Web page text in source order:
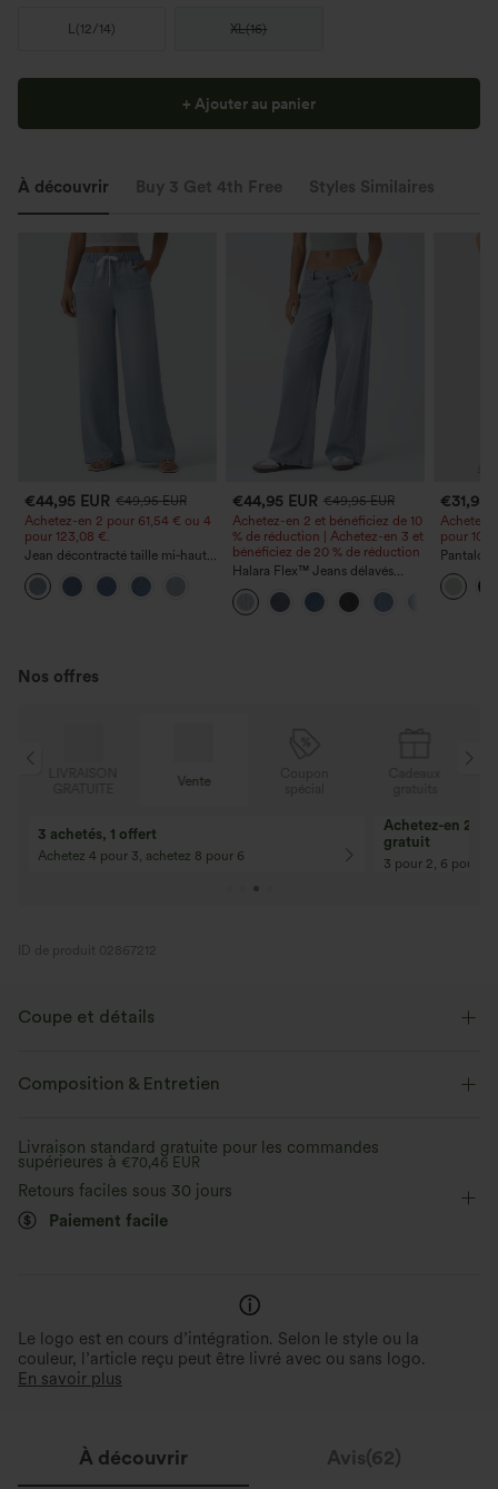
L(12/14) XL(16)
+ Ajouter au panier
À découvrir Buy 3 Get 4th Free Styles Similaires
€44,95 EUR €49,95 EUR
Achetez-en 2 pour 61,54 € ou 4
pour 123,08 €.
Jean décontracté taille mi‑haute,
à cordon de serrage, avec
poches
€44,95 EUR €49,95 EUR
Achetez-en 2 et bénéficiez de 10
% de réduction | Achetez-en 3 et
bénéficiez de 20 % de réduction
Halara Flex™ Jeans délavés
décontractés, coupe baggy à
jambe large, taille basse
asymétrique, poches zippées
€31,95
Achetez-
pour
Pantalon
avec
coupe
effet lin
Nos offres
Coupon
spécial
3 achetés, 1 offert
Achetez 4 pour 3, achetez 8 pour 6
Achetez-en 2,
gratuit
3 pour 2, 6 pour 4,
ID de produit 02867212
Coupe et détails
Taille plate Poches latérales
Longueur corsaire Taille haute
Composition & Entretien
Livraison standard gratuite pour les commandes
supérieures à €70,46 EUR
Retours faciles sous 30 jours
Paiement facile
Le logo est en cours d’intégration. Selon le style ou la
couleur, l’article reçu peut être livré avec ou sans logo.
En savoir plus
À découvrir Avis(62)